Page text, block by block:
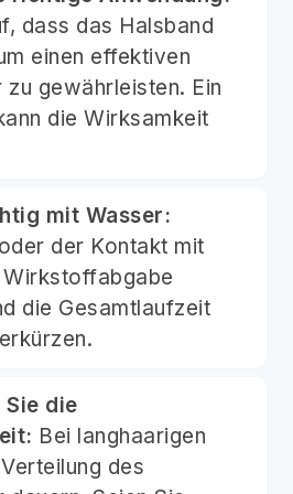
dass das Halsband
einen effektiven
gewährleisten. Ein
die Wirksamkeit
mit Wasser:
der Kontakt mit
die Gesamtlaufzeit
die
Bei langhaarigen
des